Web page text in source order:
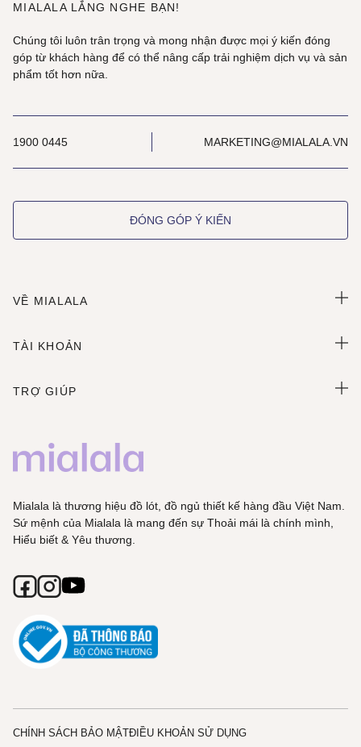
MIALALA LẮNG NGHE BẠN!
Chúng tôi luôn trân trọng và mong nhận được mọi ý kiến đóng
góp từ khách hàng để có thể nâng cấp trải nghiệm dịch vụ và sản
phẩm tốt hơn nữa.
1900 0445 MARKETING@MIALALA.VN
ĐÓNG GÓP Ý KIẾN
VỀ MIALALA
TÀI KHOẢN
TRỢ GIÚP
Mialala là thương hiệu đồ lót, đồ ngủ thiết kế hàng đầu Việt Nam.
Sứ mệnh của Mialala là mang đến sự Thoải mái là chính mình,
Hiểu biết & Yêu thương.
CHÍNH SÁCH BẢO MẬTĐIỀU KHOẢN SỬ DỤNG